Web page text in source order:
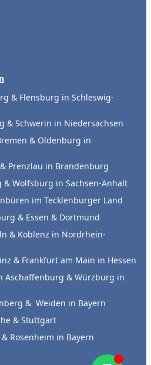
& Flensburg in Schleswig-
& Schwerin in Niedersachsen
& Oldenburg in
Prenzlau in Brandenburg
Wolfsburg in Sachsen-Anhalt
im Tecklenburger Land
& Essen & Dortmund
& Koblenz in Nordrhein-
& Frankfurt am Main in Hessen
Aschaffenburg & Würzburg in
& Weiden in Bayern
& Stuttgart
Rosenheim in Bayern